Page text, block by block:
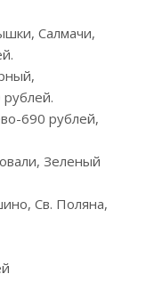
Салмачи,
рублей.
690 рублей,
Зеленый
Св. Поляна,